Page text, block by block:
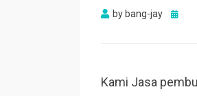
by bang-jay
Posted
Kami Jasa